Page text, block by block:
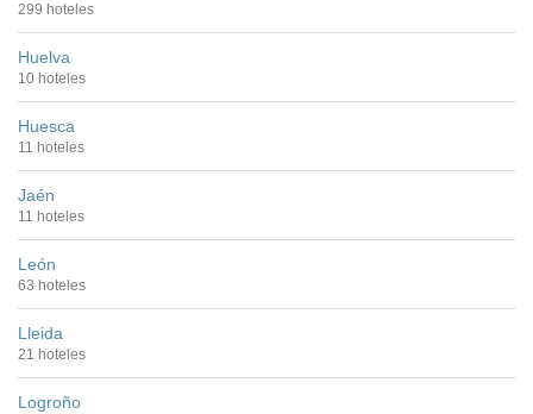
299 hoteles
Huelva
10 hoteles
Huesca
11 hoteles
Jaén
11 hoteles
León
63 hoteles
Lleida
21 hoteles
Logroño